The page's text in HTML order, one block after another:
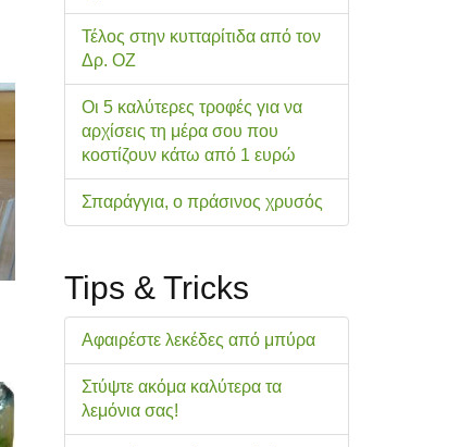
Τέλος στην κυτταρίτιδα από τον
Δρ. ΟΖ
Οι 5 καλύτερες τροφές για να
αρχίσεις τη μέρα σου που
κοστίζουν κάτω από 1 ευρώ
Σπαράγγια, ο πράσινος χρυσός
Tips & Tricks
Αφαιρέστε λεκέδες από μπύρα
Στύψτε ακόμα καλύτερα τα
λεμόνια σας!